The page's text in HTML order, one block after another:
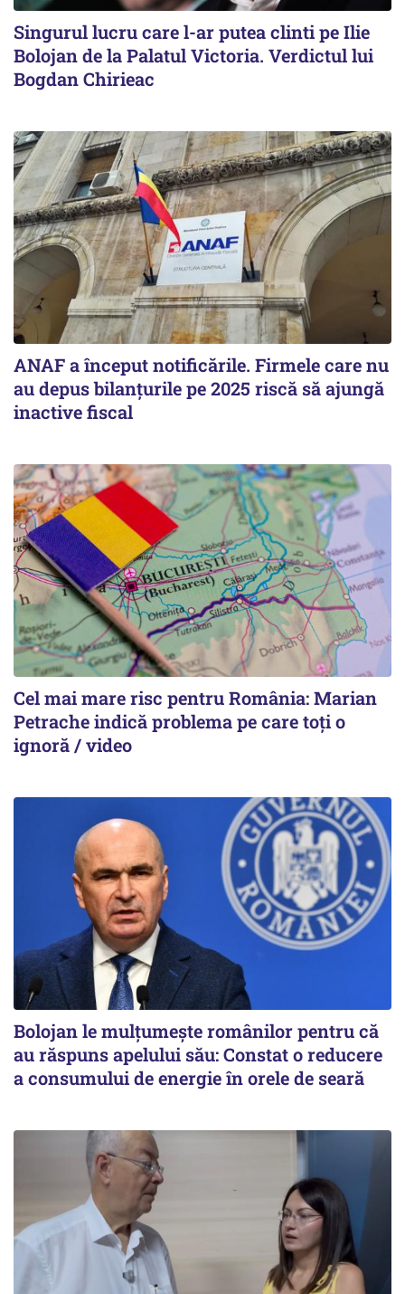
Singurul lucru care l-ar putea clinti pe Ilie
Bolojan de la Palatul Victoria. Verdictul lui
Bogdan Chirieac
ANAF a început notificările. Firmele care nu
au depus bilanțurile pe 2025 riscă să ajungă
inactive fiscal
Cel mai mare risc pentru România: Marian
Petrache indică problema pe care toți o
ignoră / video
Bolojan le mulțumește românilor pentru că
au răspuns apelului său: Constat o reducere
a consumului de energie în orele de seară